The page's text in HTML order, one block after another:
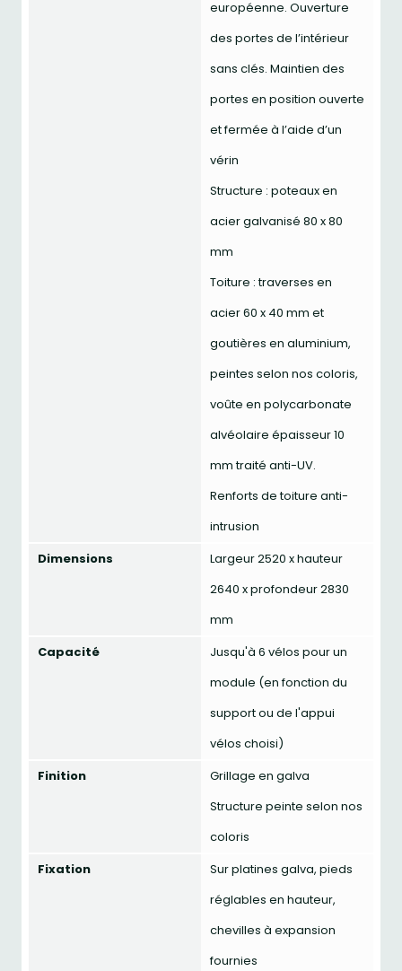
européenne. Ouverture
des portes de l’intérieur
sans clés. Maintien des
portes en position ouverte
et fermée à l’aide d’un
vérin
Structure : poteaux en
acier galvanisé 80 x 80
mm
Toiture : traverses en
acier 60 x 40 mm et
goutières en aluminium,
peintes selon nos coloris,
voûte en polycarbonate
alvéolaire épaisseur 10
mm traité anti-UV.
Renforts de toiture anti-
intrusion
Dimensions
Largeur 2520 x hauteur
2640 x profondeur 2830
mm
Capacité
Jusqu'à 6 vélos pour un
module (en fonction du
support ou de l'appui
vélos choisi)
Finition
Grillage en galva
Structure peinte selon nos
coloris
Fixation
Sur platines galva, pieds
réglables en hauteur,
chevilles à expansion
fournies